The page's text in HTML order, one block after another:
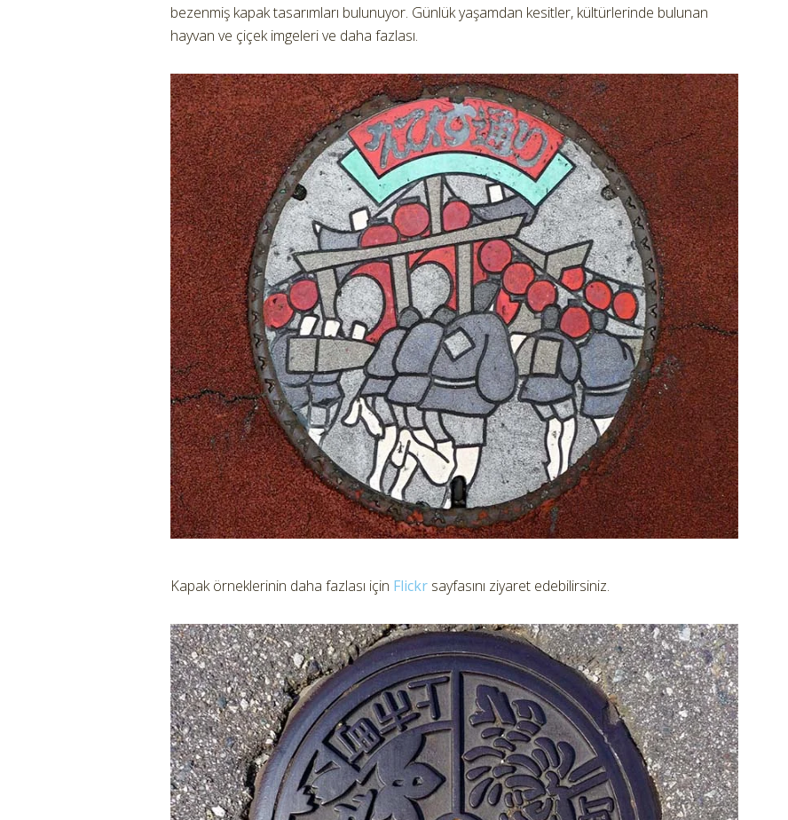
bezenmiş kapak tasarımları bulunuyor. Günlük yaşamdan kesitler, kültürlerinde bulunan
hayvan ve çiçek imgeleri ve daha fazlası.
Kapak örneklerinin daha fazlası için Flickr sayfasını ziyaret edebilirsiniz.